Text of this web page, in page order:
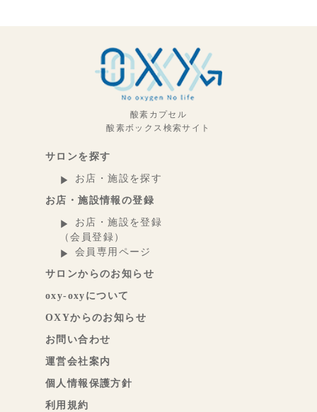
酸素カプセル
酸素ボックス検索サイト
サロンを探す
お店・施設を探す
お店・施設情報の登録
お店・施設を登録
（会員登録）
会員専用ページ
サロンからのお知らせ
oxy-oxyについて
OXYからのお知らせ
お問い合わせ
運営会社案内
個人情報保護方針
利用規約